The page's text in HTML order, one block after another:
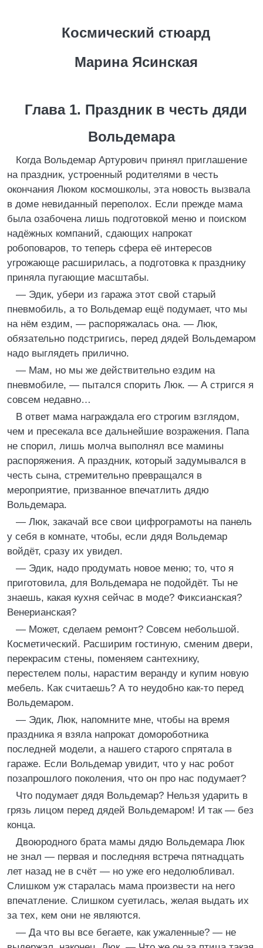
Космический стюард
Марина Ясинская
Глава 1. Праздник в честь дяди
Вольдемара
Когда Вольдемар Артурович принял приглашение
на праздник, устроенный родителями в честь
окончания Люком космошколы, эта новость вызвала
в доме невиданный переполох. Если прежде мама
была озабочена лишь подготовкой меню и поиском
надёжных компаний, сдающих напрокат
робоповаров, то теперь сфера её интересов
угрожающе расширилась, а подготовка к празднику
приняла пугающие масштабы.
— Эдик, убери из гаража этот свой старый
пневмобиль, а то Вольдемар ещё подумает, что мы
на нём ездим, — распоряжалась она. — Люк,
обязательно подстригись, перед дядей Вольдемаром
надо выглядеть прилично.
— Мам, но мы же действительно ездим на
пневмобиле, — пытался спорить Люк. — А стригся я
совсем недавно…
В ответ мама награждала его строгим взглядом,
чем и пресекала все дальнейшие возражения. Папа
не спорил, лишь молча выполнял все мамины
распоряжения. А праздник, который задумывался в
честь сына, стремительно превращался в
мероприятие, призванное впечатлить дядю
Вольдемара.
— Люк, закачай все свои цифрограмоты на панель
у себя в комнате, чтобы, если дядя Вольдемар
войдёт, сразу их увидел.
— Эдик, надо продумать новое меню; то, что я
приготовила, для Вольдемара не подойдёт. Ты не
знаешь, какая кухня сейчас в моде? Фиксианская?
Венерианская?
— Может, сделаем ремонт? Совсем небольшой.
Косметический. Расширим гостиную, сменим двери,
перекрасим стены, поменяем сантехнику,
перестелем полы, нарастим веранду и купим новую
мебель. Как считаешь? А то неудобно как-то перед
Вольдемаром.
— Эдик, Люк, напомните мне, чтобы на время
праздника я взяла напрокат домороботника
последней модели, а нашего старого спрятала в
гараже. Если Вольдемар увидит, что у нас робот
позапрошлого поколения, что он про нас подумает?
Что подумает дядя Вольдемар? Нельзя ударить в
грязь лицом перед дядей Вольдемаром! И так — без
конца.
Двоюродного брата мамы дядю Вольдемара Люк
не знал — первая и последняя встреча пятнадцать
лет назад не в счёт — но уже его недолюбливал.
Слишком уж старалась мама произвести на него
впечатление. Слишком суетилась, желая выдать их
за тех, кем они не являются.
— Да что вы все бегаете, как ужаленные? — не